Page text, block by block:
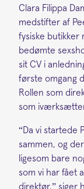
Clara Filippa
medstifter af
fysiske butikker
bedømte
sit CV i
første omgang
Rollen som
som
“Da vi startede
sammen, og
ligesom bare
som vi har fået
direktør,” siger